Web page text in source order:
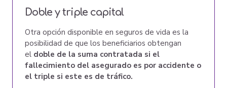
Doble y triple capital
Otra opción disponible en seguros de vida es la
posibilidad de que los beneficiarios obtengan
el doble de la suma contratada si el
fallecimiento del asegurado es por accidente o
el triple si este es de tráfico.